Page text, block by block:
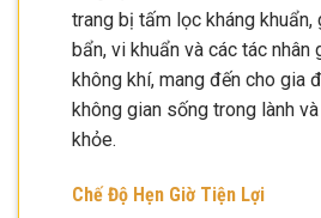
trang bị tấm lọc kháng
bẩn, vi khuẩn và các tác
không khí, mang đến cho gia
không gian sống trong lành
khỏe.
Chế Độ Hẹn Giờ Tiện Lợi